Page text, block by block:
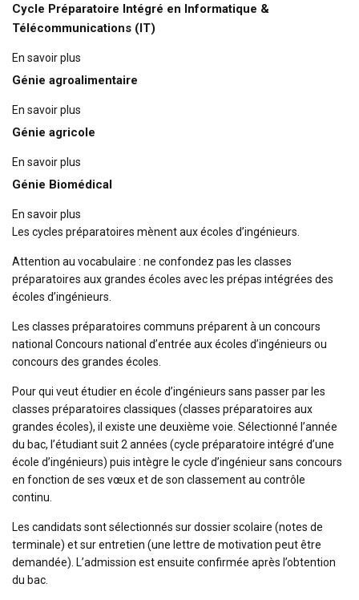
Cycle Préparatoire Intégré en Informatique &
Télécommunications (IT)
En savoir plus
Génie agroalimentaire
En savoir plus
Génie agricole
En savoir plus
Génie Biomédical
En savoir plus
Les cycles préparatoires mènent aux écoles d’ingénieurs.
Attention au vocabulaire : ne confondez pas les classes
préparatoires aux grandes écoles avec les prépas intégrées des
écoles d’ingénieurs.
Les classes préparatoires communs préparent à un concours
national Concours national d’entrée aux écoles d’ingénieurs ou
concours des grandes écoles.
Pour qui veut étudier en école d’ingénieurs sans passer par les
classes préparatoires classiques (classes préparatoires aux
grandes écoles), il existe une deuxième voie. Sélectionné l’année
du bac, l’étudiant suit 2 années (cycle préparatoire intégré d’une
école d’ingénieurs) puis intègre le cycle d’ingénieur sans concours
en fonction de ses vœux et de son classement au contrôle
continu.
Les candidats sont sélectionnés sur dossier scolaire (notes de
terminale) et sur entretien (une lettre de motivation peut être
demandée). L’admission est ensuite confirmée après l’obtention
du bac.